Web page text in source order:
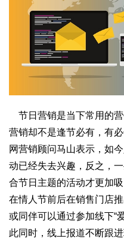
节日营销是当下常用的营
营销却不是逢节必有，有
网营销顾问马山表示，如
动已经失去兴趣，反之，
合节日主题的活动才更加
在情人节前后在销售门店
或同伴可以通过参加线下“
此同时，线上报道不断跟